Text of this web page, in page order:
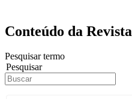
Conteúdo da Revista
Pesquisar termo
Pesquisar